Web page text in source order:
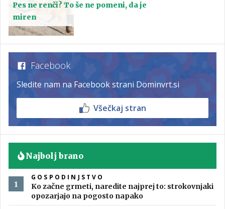
Pes ne renči? To še ne pomeni, da je
miren
Facebook
Sledite nam na Facebook strani Dominvrt.si
Všečkaj stran
Najbolj brano
GOSPODINJSTVO
Ko začne grmeti, naredite najprej to: strokovnjaki
opozarjajo na pogosto napako